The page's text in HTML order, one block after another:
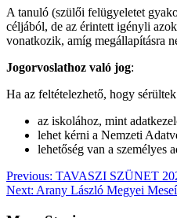
A tanuló (szülői felügyeletet
céljából, de az érintett igényli
vonatkozik, amíg megállapításra
Jogorvoslathoz való jog:
Ha az feltételezhető, hogy
az iskolához, mint
lehet kérni a Nemzeti
lehetőség van a személyes
Post
navigation
Previous: TAVASZI SZÜNET
Next: Arany László Megyei